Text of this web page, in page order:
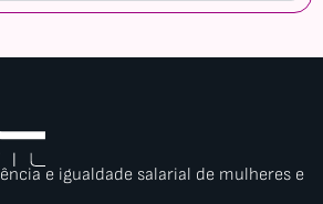
e igualdade salarial de mulheres e